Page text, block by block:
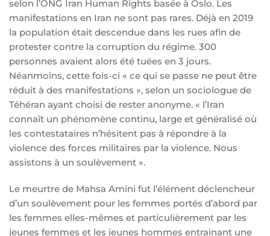
selon l’ONG Iran Human Rights basée à Oslo. Les
manifestations en Iran ne sont pas rares. Déjà en 2019
la population était descendue dans les rues afin de
protester contre la corruption du régime. 300
personnes avaient alors été tuées en 3 jours.
Néanmoins, cette fois-ci « ce qui se passe ne peut être
réduit à des manifestations », selon un sociologue de
Téhéran ayant choisi de rester anonyme. « l’Iran
connaît un phénomène continu, large et généralisé où
les contestataires n’hésitent pas à répondre à la
violence des forces militaires par la violence. Nous
assistons à un soulèvement ».
Le meurtre de Mahsa Amini fut l’élément déclencheur
d’un soulèvement pour les femmes portés d’abord par
les femmes elles-mêmes et particulièrement par les
jeunes femmes et les jeunes hommes entrainant une